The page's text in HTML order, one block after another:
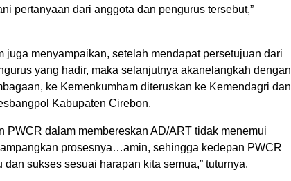
pertanyaan dari anggota dan pengurus tersebut,”
juga menyampaikan, setelah mendapat persetujuan dari
yang hadir, maka selanjutnya akanelangkah dengan
ke Kemenkumham diteruskan ke Kemendagri dan
Kabupaten Cirebon.
PWCR dalam membereskan AD/ART tidak menemui
prosesnya…amin, sehingga kedepan PWCR
dan sukses sesuai harapan kita semua,” tuturnya.